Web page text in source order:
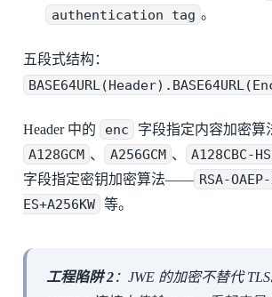
authentication tag 。
五段式结构：
Header 中的 enc 字段指定内容加密
A128GCM 、 A256GCM 、 A128CBC-
字段指定密钥加密算法—— RSA-
ES+A256KW
等。
工程陷阱 2：JWE 的加密不替代